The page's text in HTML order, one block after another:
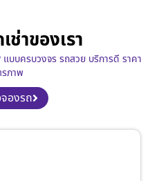
ช่าของเรา
บบครบวงจร รถสวย บริการดี ราคา
ภาพ
องรถ